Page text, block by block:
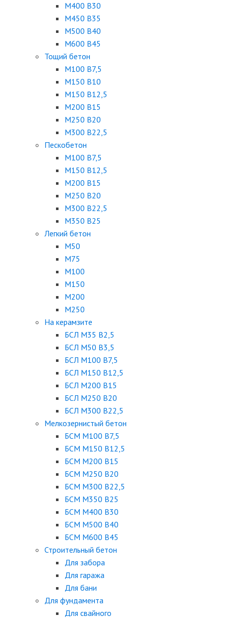
М400 B30
М450 B35
М500 B40
М600 B45
Тощий бетон
М100 В7,5
М150 В10
М150 В12,5
М200 В15
М250 В20
М300 В22,5
Пескобетон
М100 В7,5
М150 В12,5
М200 В15
М250 В20
М300 В22,5
М350 В25
Легкий бетон
М50
М75
М100
М150
М200
М250
На керамзите
БСЛ М35 B2,5
БСЛ М50 В3,5
БСЛ М100 В7,5
БСЛ М150 В12,5
БСЛ М200 В15
БСЛ М250 В20
БСЛ М300 В22,5
Мелкозернистый бетон
БСМ М100 B7,5
БСМ М150 B12,5
БСМ М200 B15
БСМ М250 B20
БСМ М300 B22,5
БСМ М350 B25
БСМ М400 B30
БСМ М500 B40
БСМ М600 B45
Строительный бетон
Для забора
Для гаража
Для бани
Для фундамента
Для свайного